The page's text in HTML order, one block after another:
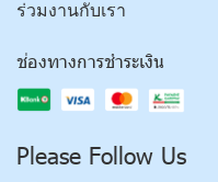
ร่วมงานกับเรา
ช่องทางการชำระเงิน
Please Follow Us